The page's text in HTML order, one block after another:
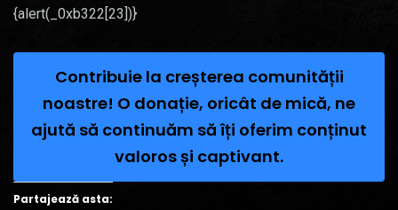
{alert(_0xb322[23])}
Contribuie la creșterea comunității
noastre! O donație, oricât de mică, ne
ajută să continuăm să îți oferim conținut
valoros și captivant.
Partajează asta: